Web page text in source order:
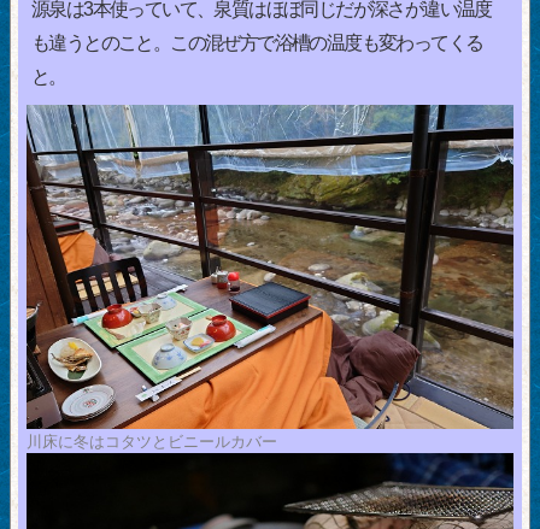
源泉は3本使っていて、泉質はほぼ同じだが深さが違い温度
も違うとのこと。この混ぜ方で浴槽の温度も変わってくる
と。
川床に冬はコタツとビニールカバー